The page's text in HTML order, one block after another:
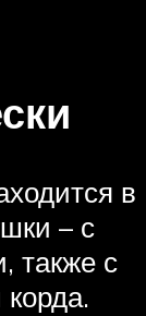
в
– с
также с